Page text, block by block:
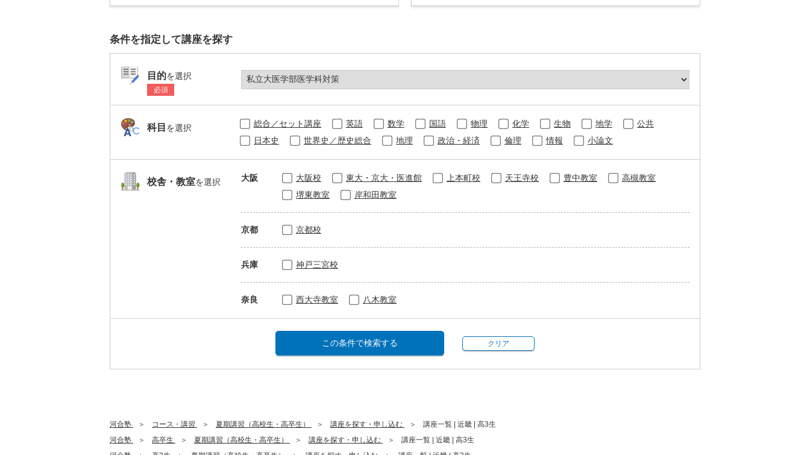
条件を指定して講座を探す
目的を選択
必須
科目 を選択 総合／セット講座 英語 数学 国語 物理 化学 生物 地学
公共
日本史
世界史／歴史総合 地理 政治・経済 倫理 情報 小論文
校舎・教室を選択 大阪 大阪校 東大・京大・医進館 上本町校 天王寺校 豊中教室
高槻教室
堺東教室
岸和田教室
京都 京都校
兵庫 神戸三宮校
奈良 西大寺教室 八木教室
この条件で検索する クリア
河合塾 コース・講習 夏期講習（高校生・高卒生） 講座を探す・申し込む
講座一覧 | 近畿 | 高3生
河合塾
高卒生 夏期講習（高校生・高卒生） 講座を探す・申し込む
講座一覧 | 近畿 | 高3生